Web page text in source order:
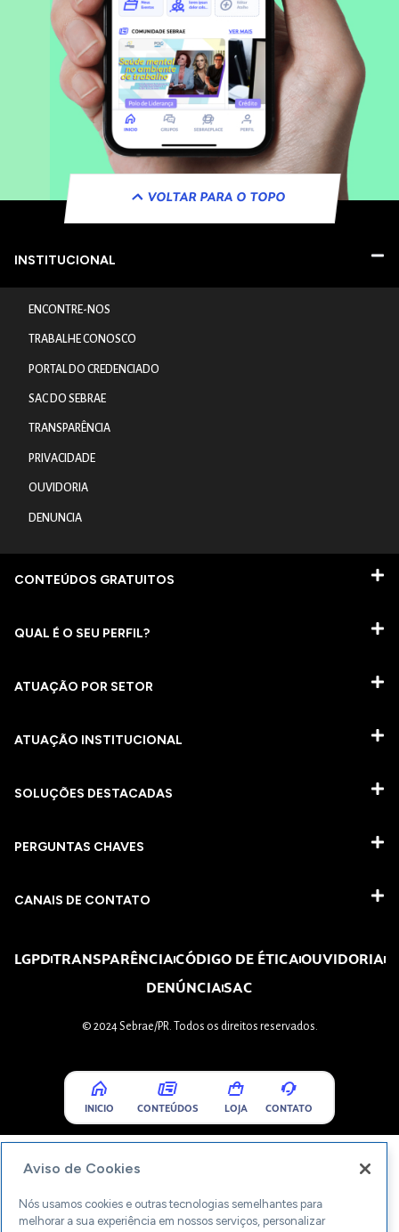
VOLTAR PARA O TOPO
INSTITUCIONAL
ENCONTRE-NOS
TRABALHE CONOSCO
PORTAL DO CREDENCIADO
SAC DO SEBRAE
TRANSPARÊNCIA
PRIVACIDADE
OUVIDORIA
DENUNCIA
CONTEÚDOS GRATUITOS
QUAL É O SEU PERFIL?
ATUAÇÃO POR SETOR
ATUAÇÃO INSTITUCIONAL
SOLUÇÕES DESTACADAS
PERGUNTAS CHAVES​
CANAIS DE CONTATO
LGPDTRANSPARÊNCIACÓDIGO DE ÉTICAOUVIDORIA
DENÚNCIASAC
© 2024 Sebrae/PR. Todos os direitos reservados.
INICIO CONTEÚDOS LOJA CONTATO
Aviso de Cookies
Nós usamos cookies e outras tecnologias semelhantes para
melhorar a sua experiência em nossos serviços, personalizar